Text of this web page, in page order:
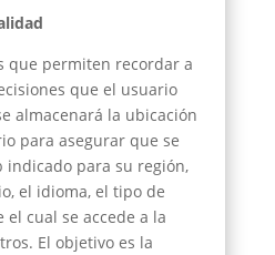
que permiten recordar a
que el usuario
almacenará la ubicación
para asegurar que se
indicado para su región,
el idioma, el tipo de
cual se accede a la
El objetivo es la